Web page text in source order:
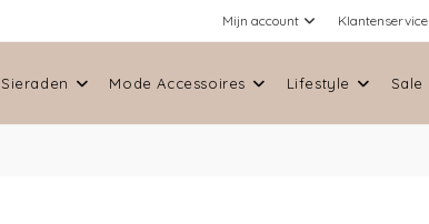
Mijn account Klantenservice
Sieraden Mode Accessoires Lifestyle Sale